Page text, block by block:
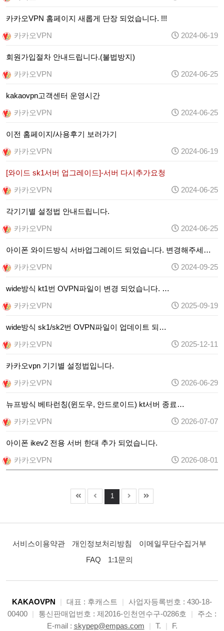
카카오VPN 홈페이지 새롭게 단장 되었습니다. !!!
카카오VPN
2024-06-19
회원가입절차 안내드립니다.(불법방지)
카카오VPN
2024-06-25
kakaovpn고객센터 운영시간
카카오VPN
2024-06-25
이전 홈페이지/사용후기 보러가기
카카오VPN
2024-06-19
[와이드 sk1서버 업그레이드]-서버 다시추가요청
카카오VPN
2024-06-25
각기기별 설정법 안내드립니다.
카카오VPN
2024-06-25
아이폰 와이드방식 서바업그레이드 되었습니다. 변경해주세…
카카오VPN
2024-09-25
wide방식 kt1번 OVPN파일이 변경 되었습니다. …
카카오VPN
2025-09-19
wide방식 sk1/sk2번 OVPN파일이 업데이트 되…
카카오VPN
2025-12-11
카카오vpn 기기별 설정법입니다.
카카오VPN
2026-06-29
뉴프방식 베타런칭(윈도우, 안드로이드) kt서버 종료…
카카오VPN
2026-07-07
아이폰 ikev2 전용 서버 한대 추가 되었습니다.
카카오VPN
2026-08-01
1
서비스이용약관 개인정보처리방침
이메일무단수집거부
FAQ
1:1문의
KAKAOVPN | 대표 : 후캐스트 |
사업자등록번호 : 430-18-
00400 | 통신판매업번호 : 제2016-인천연수구-0286호 |
주소 :
E-mail : skypep@empas.com | T. | F.